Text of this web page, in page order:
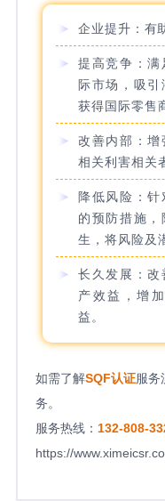
企业提升： 有
提高竞争：满
际市场，吸引
获得国际零售
改善内部：增
相关利害相关
降低风险：
的预防措施
生，将风险及
长久发展：改
产效益，增
益。
如需了解SQF认证服务
务。
服务热线： 132-808-
https://